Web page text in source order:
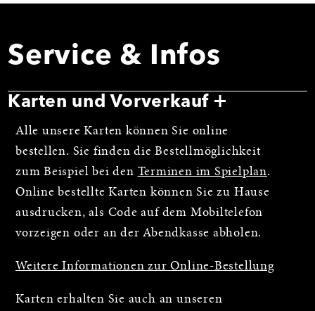
Service & Infos
Karten und Vorverkauf
Alle unsere Karten können Sie online
bestellen. Sie finden die Bestellmöglichkeit
zum Beispiel bei den Terminen im Spielplan.
Online bestellte Karten können Sie zu Hause
ausdrucken, als Code auf dem Mobiltelefon
vorzeigen oder an der Abendkasse abholen.
Weitere Informationen zur Online-Bestellung
Karten erhalten Sie auch an unseren